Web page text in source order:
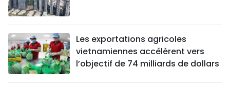
Les exportations agricoles
vietnamiennes accélèrent vers
l’objectif de 74 milliards de dollars